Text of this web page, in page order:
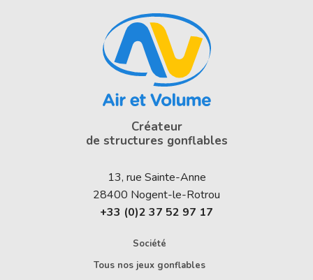
Créateur
de structures gonflables
13, rue Sainte-Anne
28400 Nogent-le-Rotrou
+33 (0)2 37 52 97 17
Société
Tous nos jeux gonflables